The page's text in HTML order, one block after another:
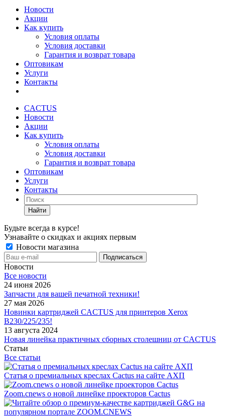
Новости
Акции
Как купить
Условия оплаты
Условия доставки
Гарантия и возврат товара
Оптовикам
Услуги
Контакты
CACTUS
Новости
Акции
Как купить
Условия оплаты
Условия доставки
Гарантия и возврат товара
Оптовикам
Услуги
Контакты
Найти
Будьте всегда в курсе!
Узнавайте о скидках и акциях первым
Новости магазина
Новости
Все новости
24 июня 2026
Запчасти для вашей печатной техники!
27 мая 2026
Новинки картриджей CACTUS для принтеров Xerox
B230/225/235!
13 августа 2024
Новая линейка практичных сборных столешниц от CACTUS
Статьи
Все статьи
Статья о премиальных креслах Cactus на сайте АХП
Zoom.cnews о новой линейке проекторов Cactus